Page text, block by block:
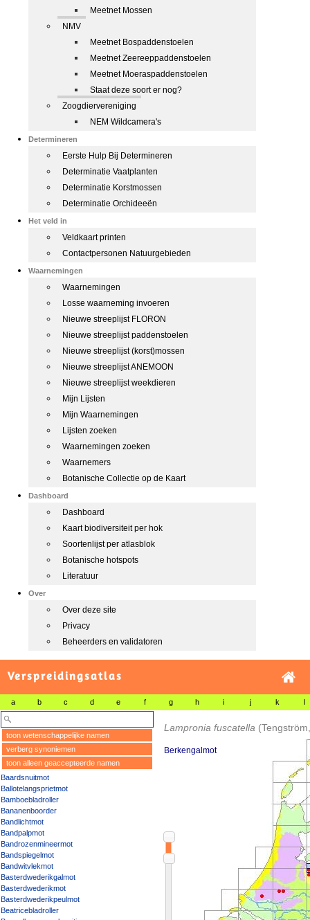
Meetnet Mossen
NMV
Meetnet Bospaddenstoelen
Meetnet Zeereeppaddenstoelen
Meetnet Moeraspaddenstoelen
Staat deze soort er nog?
Zoogdiervereniging
NEM Wildcamera's
Determineren
Eerste Hulp Bij Determineren
Determinatie Vaatplanten
Determinatie Korstmossen
Determinatie Orchideeën
Het veld in
Veldkaart printen
Contactpersonen Natuurgebieden
Waarnemingen
Waarnemingen
Losse waarneming invoeren
Nieuwe streeplijst FLORON
Nieuwe streeplijst paddenstoelen
Nieuwe streeplijst (korst)mossen
Nieuwe streeplijst ANEMOON
Nieuwe streeplijst weekdieren
Mijn Lijsten
Mijn Waarnemingen
Lijsten zoeken
Waarnemingen zoeken
Waarnemers
Botanische Collectie op de Kaart
Dashboard
Dashboard
Kaart biodiversiteit per hok
Soortenlijst per atlasblok
Botanische hotspots
Literatuur
Over
Over deze site
Privacy
Beheerders en validatoren
Verspreidingsatlas
a b c d e f g h i j k l
toon wetenschappelijke namen
verberg synoniemen
toon alleen geaccepteerde namen
Baardsnuitmot
Ballotelangsprietmot
Bamboebladroller
Bananenboorder
Bandlichtmot
Bandpalpmot
Bandrozenmineermot
Bandspiegelmot
Bandwitvlekmot
Basterdwederikgalmot
Basterdwederikmot
Basterdwederikpeulmot
Beatricebladroller
Lampronia fuscatella
Berkengalmot